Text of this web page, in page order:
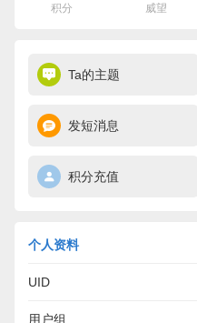
积分 威望
Ta的主题
发短消息
积分充值
个人资料
UID
用户组